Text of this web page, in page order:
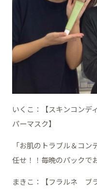
いくこ：【スキンコン
パーマスク】
「お肌のトラブル＆コ
任せ！！毎晩のパックで
まきこ：【フラルネ ブ